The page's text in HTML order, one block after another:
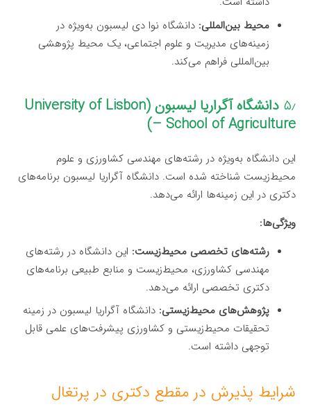
محیط بین‌المللی: دانشگاه نوا دی لیسبون به‌ویژه در
زمینه‌های مدیریت و علوم اجتماعی، یک محیط پژوهشی
بین‌المللی فراهم می‌کند.
۵٫
دانشگاه آگراریا لیسبون (University of Lisbon
– School of Agriculture)
این دانشگاه به‌ویژه در رشته‌های مهندسی کشاورزی و علوم
محیط‌زیست شناخته شده است. دانشگاه آگراریا لیسبون برنامه‌های
دکتری در این زمینه‌ها ارائه می‌دهد.
ویژگی‌ها:
رشته‌های تخصصی محیط‌زیست: این دانشگاه در رشته‌های
مهندسی کشاورزی، محیط‌زیست و منابع طبیعی برنامه‌های
دکتری تخصصی ارائه می‌دهد.
پژوهش‌های محیط‌زیستی: دانشگاه آگراریا لیسبون در زمینه
تحقیقات محیط‌زیستی و کشاورزی پیشرفت‌های علمی قابل
توجهی داشته است.
شرایط پذیرش در مقطع دکتری در پرتغال